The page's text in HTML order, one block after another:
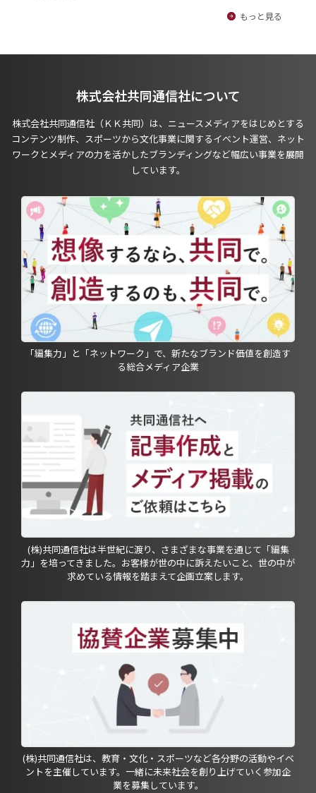
もっと見る
株式会社共同通信社について
株式会社共同通信社（ＫＫ共同）は、ニュースメディアをはじめとする
コンテンツ制作、スポーツから文化事業に関するイベント運営、ネット
ワークとメディアの力を活かしたブランディングなど幅広い事業を展開
しています。
「編集力」と「ネットワーク」で、新たなブランド価値を創造す
る総合メディア企業
(株)共同通信社は半世紀に渡り、さまざまな事業を通じて「編集
力」を培ってきました。お客様が世の中に訴えたいこと、世の中が
求めている情報を踏まえて企画立案します。
(株)共同通信社は、教育・文化・スポーツなど各分野の活動やイベ
ントを主催しています。一緒に未来社会を創り上げていく参加企
業を募集しています。